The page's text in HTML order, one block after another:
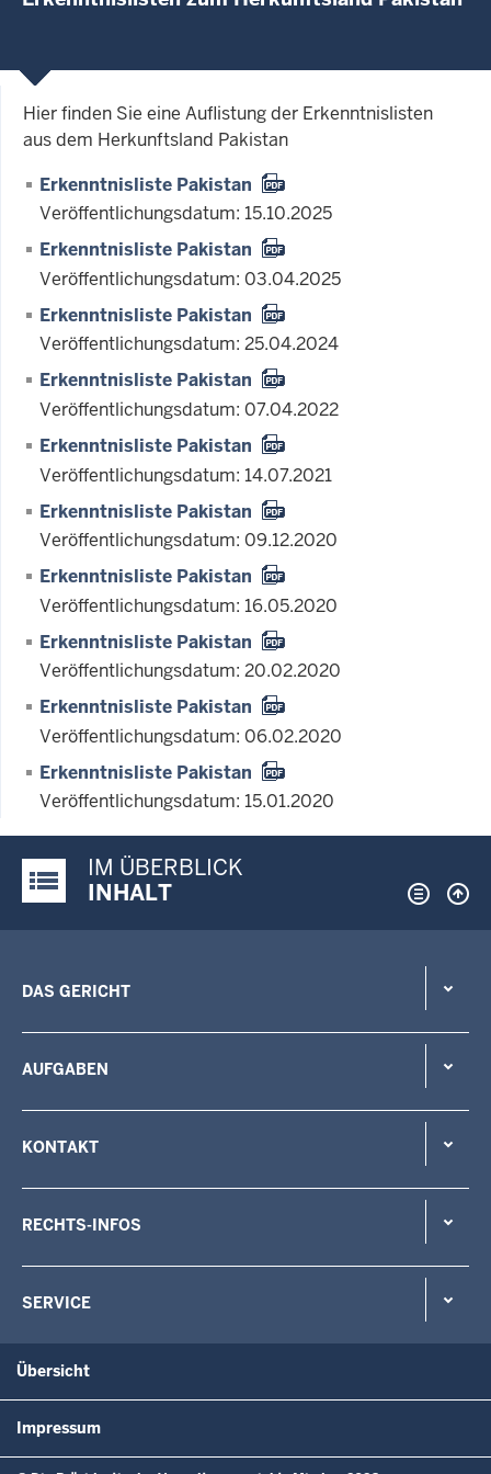
Hier finden Sie eine Auflistung der Erkenntnislisten
aus dem Herkunftsland Pakistan
Erkenntnisliste Pakistan
Veröffentlichungsdatum: 15.10.2025
Erkenntnisliste Pakistan
Veröffentlichungsdatum: 03.04.2025
Erkenntnisliste Pakistan
Veröffentlichungsdatum: 25.04.2024
Erkenntnisliste Pakistan
Veröffentlichungsdatum: 07.04.2022
Erkenntnisliste Pakistan
Veröffentlichungsdatum: 14.07.2021
Erkenntnisliste Pakistan
Veröffentlichungsdatum: 09.12.2020
Erkenntnisliste Pakistan
Veröffentlichungsdatum: 16.05.2020
Erkenntnisliste Pakistan
Veröffentlichungsdatum: 20.02.2020
Erkenntnisliste Pakistan
Veröffentlichungsdatum: 06.02.2020
Erkenntnisliste Pakistan
Veröffentlichungsdatum: 15.01.2020
Justiz-Portal im Überblick:
IM ÜBERBLICK
INHALT
DAS GERICHT
AUFGABEN
KONTAKT
RECHTS-INFOS
SERVICE
Übersicht
Impressum